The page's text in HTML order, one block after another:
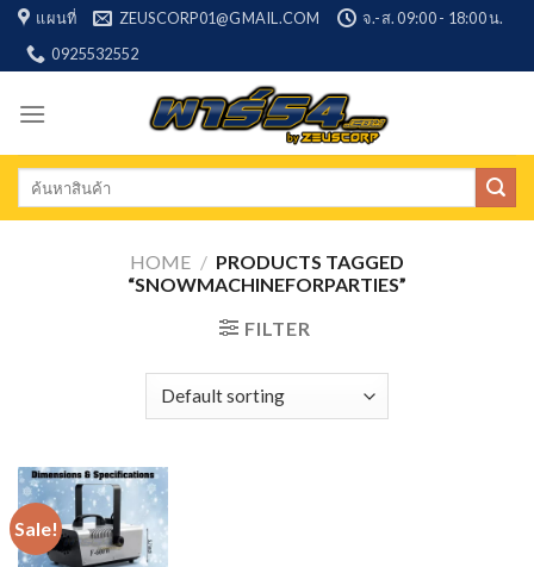
Skip
content
แผนที่ ZEUSCORP01@GMAIL.COM
จ.-ส. 09:00 - 18:00 น.
0925532552
Search
HOME / PRODUCTS TAGGED
“SNOWMACHINEFORPARTIES”
FILTER
Sale!